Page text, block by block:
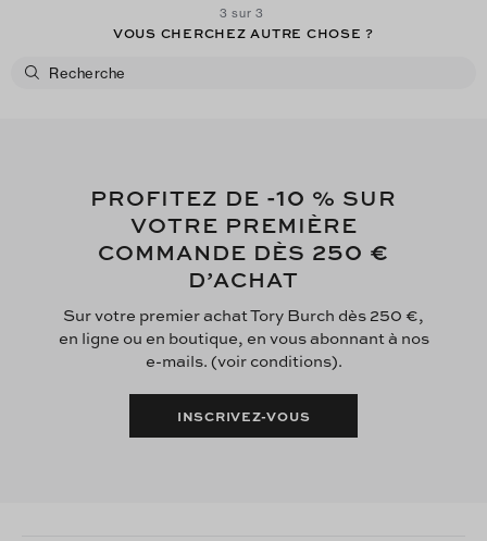
3 sur 3
VOUS CHERCHEZ AUTRE CHOSE ?
PROFITEZ DE -10 % SUR
VOTRE PREMIÈRE
COMMANDE DÈS 250 €
D’ACHAT
Sur votre premier achat Tory Burch dès 250 €,
en ligne ou en boutique, en vous abonnant à nos
e-mails. (voir conditions).
INSCRIVEZ-VOUS